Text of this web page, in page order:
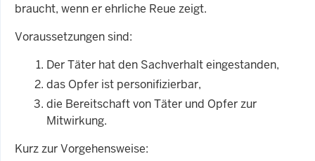
braucht, wenn er ehrliche Reue zeigt.
Voraussetzungen sind:
Der Täter hat den Sachverhalt eingestanden,
das Opfer ist personifizierbar,
die Bereitschaft von Täter und Opfer zur
Mitwirkung.
Kurz zur Vorgehensweise: